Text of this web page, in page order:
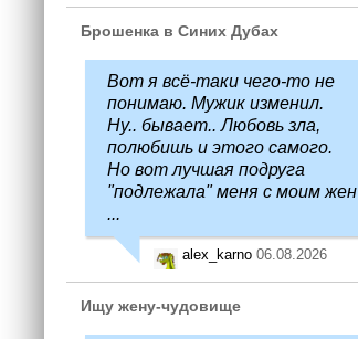
Брошенка в Синих Дубах
Вот я всё-таки чего-то не
понимаю. Мужик изменил.
Ну.. бывает.. Любовь зла,
полюбишь и этого самого.
Но вот лучшая подруга
"подлежала" меня с моим жен
...
alex_karno 06.08.2026
Ищу жену-чудовище